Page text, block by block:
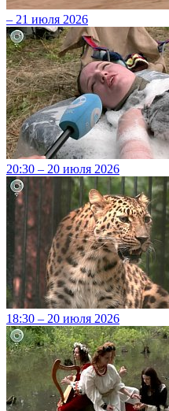
– 21 июля 2026
20:30 – 20 июля 2026
18:30 – 20 июля 2026